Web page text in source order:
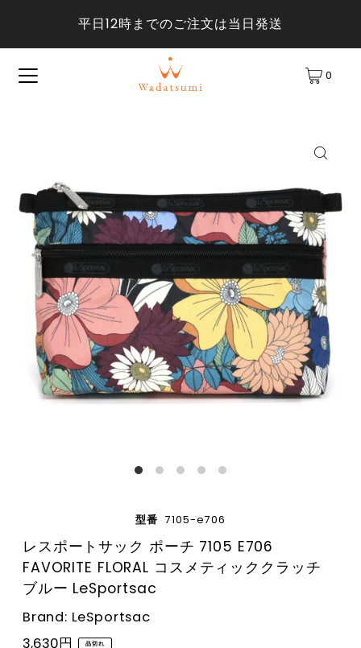
平日12時までのご注文は当日発送
0
型番 7105-e706
レスポートサック ポーチ 7105 E706
FAVORITE FLORAL コスメティッククラッチ
ブルー LeSportsac
Brand: LeSportsac
3,630円 品切れ